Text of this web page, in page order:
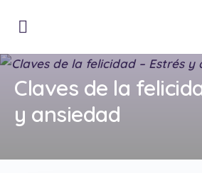
Claves de la
y ansiedad